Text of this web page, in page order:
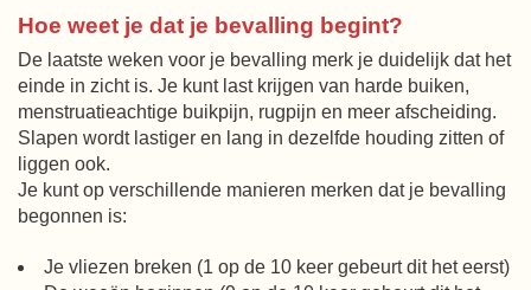
Hoe weet je dat je bevalling begint?
De laatste weken voor je bevalling merk je duidelijk dat het
einde in zicht is. Je kunt last krijgen van harde buiken,
menstruatieachtige buikpijn, rugpijn en meer afscheiding.
Slapen wordt lastiger en lang in dezelfde houding zitten of
liggen ook.
Je kunt op verschillende manieren merken dat je bevalling
begonnen is:
Je vliezen breken (1 op de 10 keer gebeurt dit het eerst)